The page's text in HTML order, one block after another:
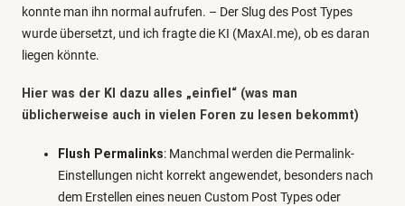
n
konnte man ihn normal aufrufen. – Der Slug des Post Types
wurde übersetzt, und ich fragte die KI (MaxAI.me), ob es daran
liegen könnte.
Hier was der KI dazu alles „einfiel“ (was man
üblicherweise auch in vielen Foren zu lesen bekommt)
Flush Permalinks: Manchmal werden die Permalink-
Einstellungen nicht korrekt angewendet, besonders nach
dem Erstellen eines neuen Custom Post Types oder